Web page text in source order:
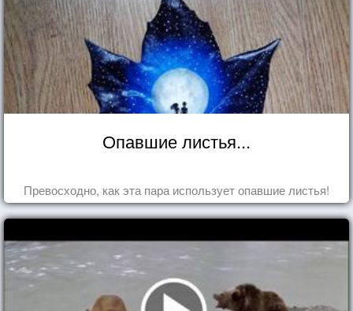
Опавшие листья...
Превосходно, как эта пара использует опавшие листья!